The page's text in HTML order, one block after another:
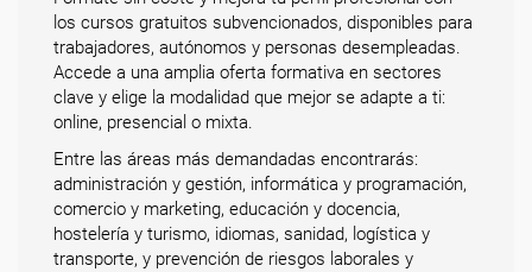
los cursos gratuitos subvencionados, disponibles para
trabajadores, autónomos y personas desempleadas.
Accede a una amplia oferta formativa en sectores
clave y elige la modalidad que mejor se adapte a ti:
online, presencial o mixta.
Entre las áreas más demandadas encontrarás:
administración y gestión, informática y programación,
comercio y marketing, educación y docencia,
hostelería y turismo, idiomas, sanidad, logística y
transporte, y prevención de riesgos laborales y